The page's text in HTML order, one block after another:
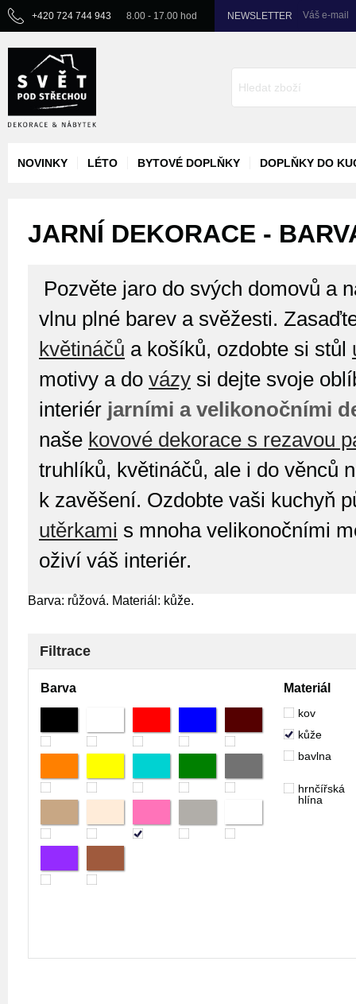
+420 724 744 943 8.00 - 17.00 hod NEWSLETTER Váš e-mail
NOVINKY LÉTO BYTOVÉ DOPLŇKY DOPLŇKY DO
JARNÍ DEKORACE -
Pozvěte jaro do svých domovů a
vlnu plné barev a svěžesti.
květináčů a košíků, ozdobte si stůl
motivy a do vázy si dejte svoje
interiér jarními a velikonočními
naše kovové dekorace s rezavou
truhlíků, květináčů, ale i do věnců
k zavěšení. Ozdobte vaši kuchyň
utěrkami s mnoha velikonočními
oživí váš interiér.
Barva: růžová. Materiál: kůže.
Filtrace
Barva Materiál
kov
kůže
bavlna
hrnčířská
hlína